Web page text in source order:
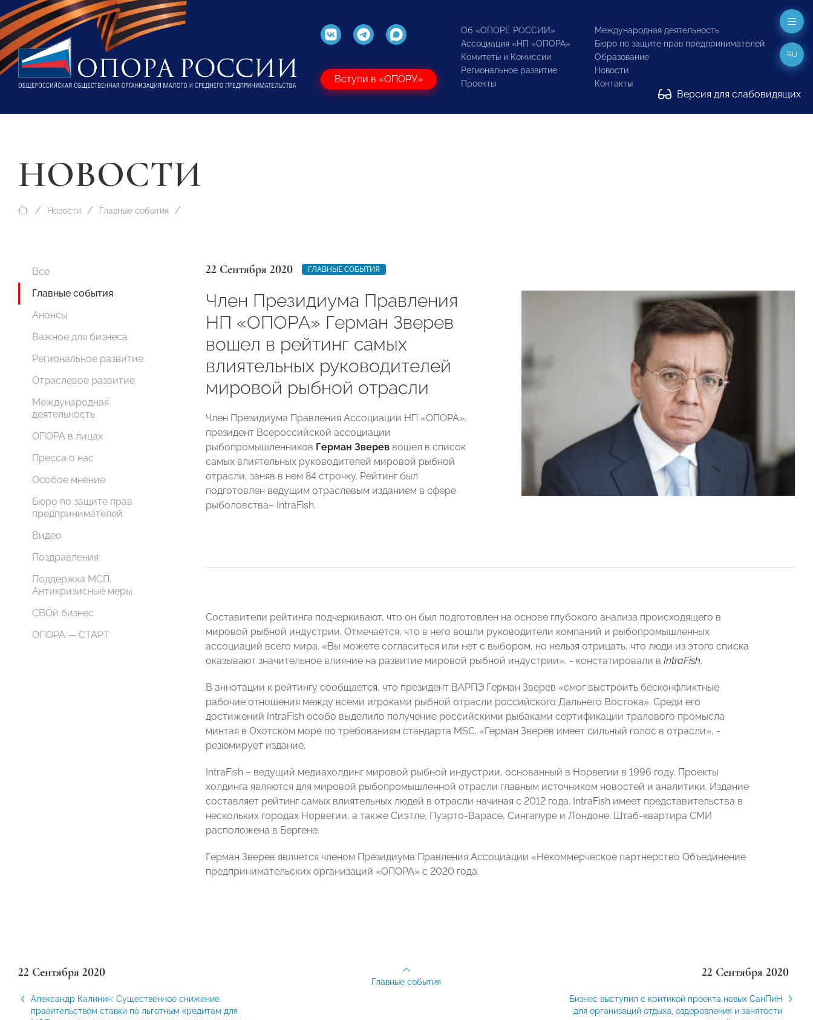
Вступи в «ОПОРУ»
Об «ОПОРЕ РОССИИ»
Ассоциация «НП «ОПОРА»
Комитеты и Комиссии
Региональное развитие
Проекты
Международная деятельность
Бюро по защите прав предпринимателей
Образование
Новости
Контакты
Версия для слабовидящих
RU
НОВОСТИ
Новости Главные события
Все
Главные события
Анонсы
Важное для бизнеса
Региональное развитие
Отраслевое развитие
Международная
деятельность
ОПОРА в лицах
Пресса о нас
Особое мнение
Бюро по защите прав
предпринимателей
Видео
Поздравления
Поддержка МСП.
Антикризисные меры
СВОй бизнес
ОПОРА — СТАРТ
22 Сентября 2020 ГЛАВНЫЕ СОБЫТИЯ
Член Президиума Правления
НП «ОПОРА» Герман Зверев
вошел в рейтинг самых
влиятельных руководителей
мировой рыбной отрасли
Член Президиума Правления Ассоциации НП «ОПОРА»,
президент Всероссийской ассоциации
рыбопромышленников Герман Зверев вошел в список
самых влиятельных руководителей мировой рыбной
отрасли, заняв в нем 84 строчку. Рейтинг был
подготовлен ведущим отраслевым изданием в сфере
рыболовства– IntraFish.
Составители рейтинга подчеркивают, что он был подготовлен на основе глубокого анализа происходящего в
мировой рыбной индустрии. Отмечается, что в него вошли руководители компаний и рыбопромышленных
ассоциаций всего мира. «Вы можете согласиться или нет с выбором, но нельзя отрицать, что люди из этого списка
оказывают значительное влияние на развитие мировой рыбной индустрии», - констатировали в IntraFish.
В аннотации к рейтингу сообщается, что президент ВАРПЭ Герман Зверев «смог выстроить бесконфликтные
рабочие отношения между всеми игроками рыбной отрасли российского Дальнего Востока». Среди его
достижений IntraFish особо выделило получение российскими рыбаками сертификации тралового промысла
минтая в Охотском море по требованиям стандарта MSC. «Герман Зверев имеет сильный голос в отрасли», -
резюмирует издание.
IntraFish – ведущий медиахолдинг мировой рыбной индустрии, основанный в Норвегии в 1996 году. Проекты
холдинга являются для мировой рыбопромышленной отрасли главным источником новостей и аналитики. Издание
составляет рейтинг самых влиятельных людей в отрасли начиная с 2012 года. IntraFish имеет представительства в
нескольких городах Норвегии, а также Сиэтле, Пуэрто-Варасе, Сингапуре и Лондоне. Штаб-квартира СМИ
расположена в Бергене.
Герман Зверев является членом Президиума Правления Ассоциации «Некоммерческое партнерство Объединение
предпринимательских организаций «ОПОРА» с 2020 года.
22 Сентября 2020
Александр Калинин: Существенное снижение
правительством ставки по льготным кредитам для
22 Сентября 2020
Бизнес выступил с критикой проекта новых СанПиН
для организаций отдыха, оздоровления и занятости
Главные события